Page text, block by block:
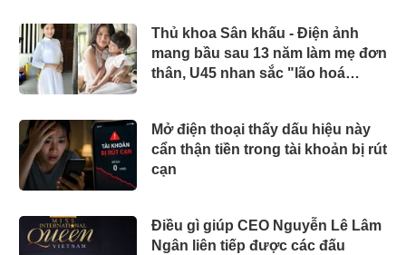
Thủ khoa Sân khấu - Điện ảnh
mang bầu sau 13 năm làm mẹ đơn
thân, U45 nhan sắc "lão hoá
Mở điện thoại thấy dấu hiệu này
cẩn thận tiền trong tài khoản bị rút
cạn
Điều gì giúp CEO Nguyễn Lê Lâm
Ngân liên tiếp được các đấu